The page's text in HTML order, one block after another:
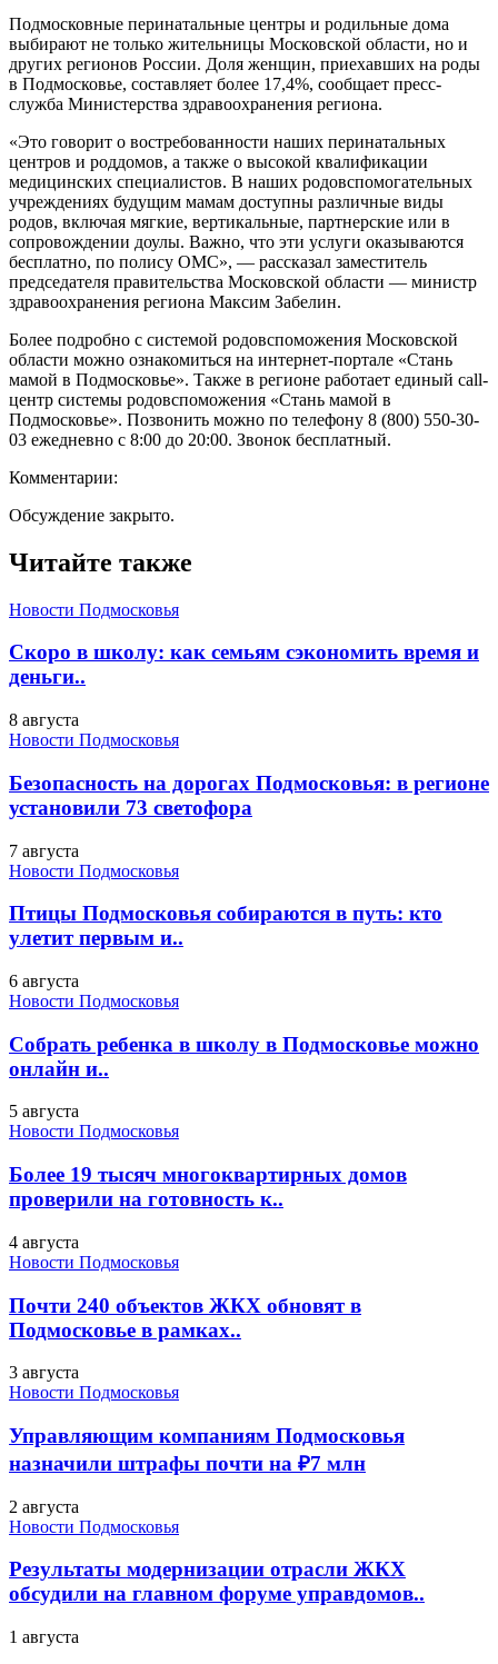
Подмосковные перинатальные центры и родильные дома
выбирают не только жительницы Московской области, но и
других регионов России. Доля женщин, приехавших на роды
в Подмосковье, составляет более 17,4%, сообщает пресс-
служба Министерства здравоохранения региона.
«Это говорит о востребованности наших перинатальных
центров и роддомов, а также о высокой квалификации
медицинских специалистов. В наших родовспомогательных
учреждениях будущим мамам доступны различные виды
родов, включая мягкие, вертикальные, партнерские или в
сопровождении доулы. Важно, что эти услуги оказываются
бесплатно, по полису ОМС», — рассказал заместитель
председателя правительства Московской области — министр
здравоохранения региона Максим Забелин.
Более подробно с системой родовспоможения Московской
области можно ознакомиться на интернет-портале «Стань
мамой в Подмосковье». Также в регионе работает единый call-
центр системы родовспоможения «Стань мамой в
Подмосковье». Позвонить можно по телефону 8 (800) 550-30-
03 ежедневно с 8:00 до 20:00. Звонок бесплатный.
Комментарии:
Обсуждение закрыто.
Читайте также
Новости Подмосковья
Скоро в школу: как семьям сэкономить время и
деньги..
8 августа
Новости Подмосковья
Безопасность на дорогах Подмосковья: в регионе
установили 73 светофора
7 августа
Новости Подмосковья
Птицы Подмосковья собираются в путь: кто
улетит первым и..
6 августа
Новости Подмосковья
Собрать ребенка в школу в Подмосковье можно
онлайн и..
5 августа
Новости Подмосковья
Более 19 тысяч многоквартирных домов
проверили на готовность к..
4 августа
Новости Подмосковья
Почти 240 объектов ЖКХ обновят в
Подмосковье в рамках..
3 августа
Новости Подмосковья
Управляющим компаниям Подмосковья
назначили штрафы почти на ₽7 млн
2 августа
Новости Подмосковья
Результаты модернизации отрасли ЖКХ
обсудили на главном форуме управдомов..
1 августа